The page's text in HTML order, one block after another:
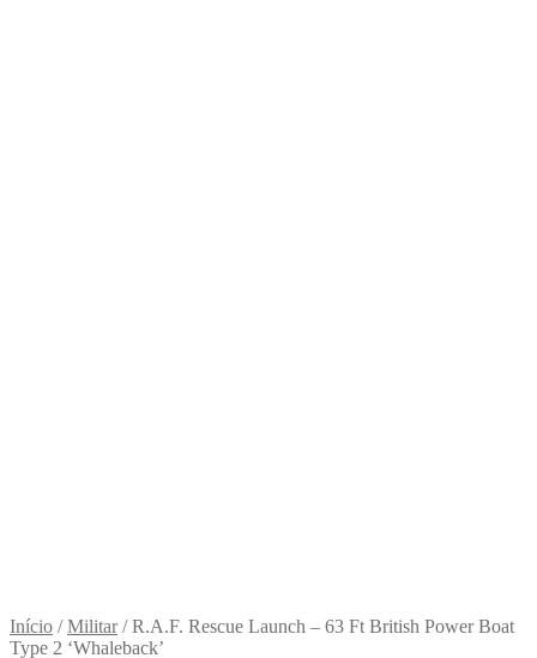
Início /Militar/R.A.F. Rescue Launch – 63 Ft British Power Boat
Type 2 ‘Whaleback’